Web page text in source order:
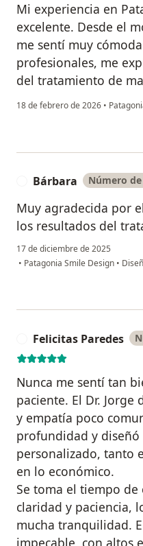
Mi experiencia en
excelente. Desde el
me sentí muy
profesionales, me
del tratamiento de
18 de febrero de 2026 •
Bárbara Número
Muy agradecida por
los resultados del
17 de diciembre de 2025
• Patagonia Smile Design •
Felicitas Paredes
Nunca me sentí tan
paciente. El Dr.
y empatía poco
profundidad y
personalizado, tanto
en lo económico.
Se toma el tiempo de
claridad y paciencia,
mucha tranquilidad.
impecable, con altos